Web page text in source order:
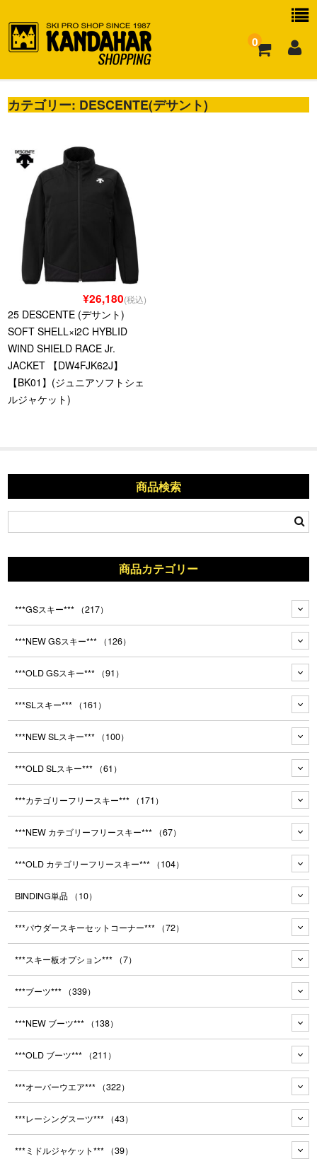
0
お買い物ガイド
カテゴリー: DESCENTE(デサント)
¥26,180(税込)
25 DESCENTE (デサント)
SOFT SHELL×i2C HYBLID
WIND SHIELD RACE Jr.
JACKET 【DW4FJK62J】
【BK01】(ジュニアソフトシェ
ルジャケット)
商品検索
商品カテゴリー
***GSスキー*** （217）
***NEW GSスキー*** （126）
***OLD GSスキー*** （91）
***SLスキー*** （161）
***NEW SLスキー*** （100）
***OLD SLスキー*** （61）
***カテゴリーフリースキー*** （171）
***NEW カテゴリーフリースキー*** （67）
***OLD カテゴリーフリースキー*** （104）
BINDING単品 （10）
***パウダースキーセットコーナー*** （72）
***スキー板オプション*** （7）
***ブーツ*** （339）
***NEW ブーツ*** （138）
***OLD ブーツ*** （211）
***オーバーウエア*** （322）
***レーシングスーツ*** （43）
***ミドルジャケット*** （39）